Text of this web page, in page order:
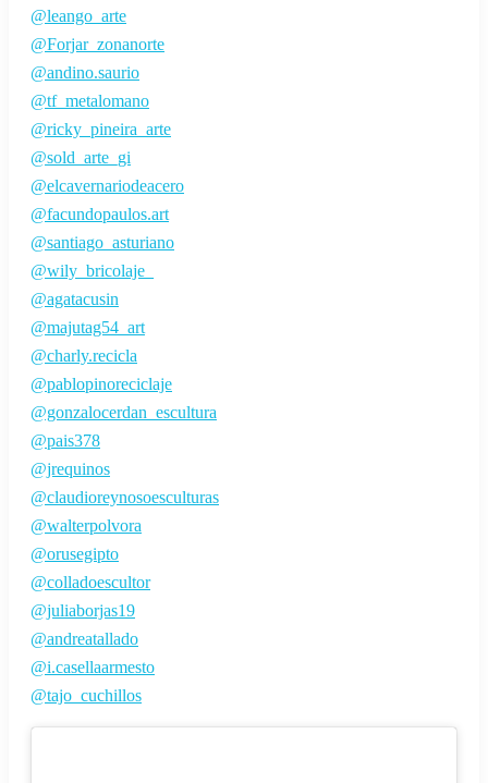
@leango_arte
@Forjar_zonanorte
@andino.saurio
@tf_metalomano
@ricky_pineira_arte
@sold_arte_gi
@elcavernariodeacero
@facundopaulos.art
@santiago_asturiano
@wily_bricolaje_
@agatacusin
@majutag54_art
@charly.recicla
@pablopinoreciclaje
@gonzalocerdan_escultura
@pais378
@jrequinos
@claudioreynosoesculturas
@walterpolvora
@orusegipto
@colladoescultor
@juliaborjas19
@andreatallado
@i.casellaarmesto
@tajo_cuchillos